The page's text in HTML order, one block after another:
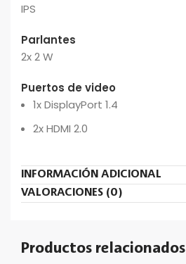
IPS
Parlantes
2x 2 W
Puertos de video
1x DisplayPort 1.4
2x HDMI 2.0
INFORMACIÓN ADICIONAL
VALORACIONES (0)
Productos relacionados